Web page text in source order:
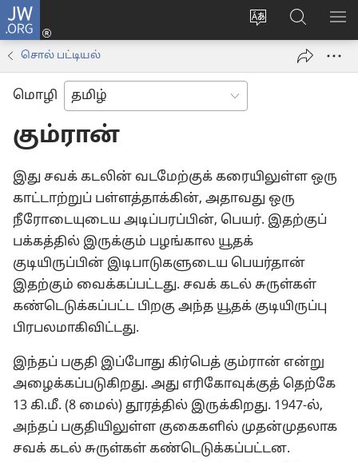
JW.ORG
மொழியை
மாற்றவும்
உள்நுழைக
window)
JW.ORG-
ல்
தேடவும்
சொல் பட்டியல்
மொழி
கும்ரான்
இது சவக் கடலின் வடமேற்குக் கரையிலுள்ள ஒரு
காட்டாற்றுப் பள்ளத்தாக்கின், அதாவது ஒரு
நீரோடையுடைய அடிப்பரப்பின், பெயர். இதற்குப்
பக்கத்தில் இருக்கும் பழங்கால யூதக்
குடியிருப்பின் இடிபாடுகளுடைய பெயர்தான்
இதற்கும் வைக்கப்பட்டது. சவக் கடல் சுருள்கள்
கண்டெடுக்கப்பட்ட பிறகு அந்த யூதக் குடியிருப்பு
பிரபலமாகிவிட்டது.
இந்தப் பகுதி இப்போது கிர்பெத் கும்ரான் என்று
அழைக்கப்படுகிறது. அது எரிகோவுக்குத் தெற்கே
13 கி.மீ. (8 மைல்) தூரத்தில் இருக்கிறது. 1947-ல்,
அந்தப் பகுதியிலுள்ள குகைகளில் முதன்முதலாக
சவக் கடல் சுருள்கள் கண்டெடுக்கப்பட்டன.